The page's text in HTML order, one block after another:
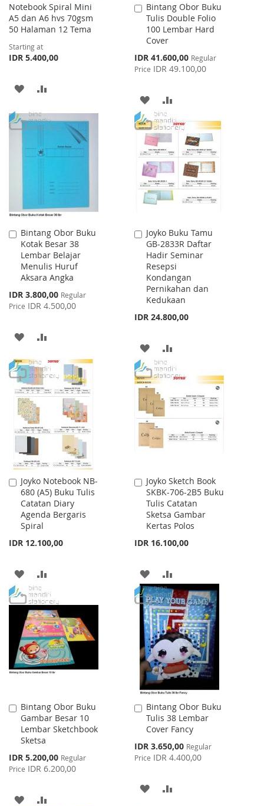
Notebook Spiral Mini
A5 dan A6 hvs 70gsm
50 Halaman 12 Tema
Starting at
IDR 5.400,00
ADD
WISH
LIST
COMPARE
Bintang Obor Buku
Tulis Double Folio
100 Lembar Hard
Cover
Special
Price
IDR 41.600,00 Regular
Price IDR 49.100,00
Add
to
Cart
ADD
TO
WISH
LIST
TO
COMPARE
Bintang Obor Buku
Kotak Besar 38
Lembar Belajar
Menulis Huruf
Aksara Angka
Special
Price
IDR 3.800,00 Regular
Price IDR 4.500,00
Add
to
Cart
ADD
WISH
LIST
TO
COMPARE
Joyko Buku Tamu
GB-2833R Daftar
Hadir Seminar
Resepsi
Kondangan
Pernikahan dan
Kedukaan
IDR 24.800,00
Add
to
Cart
ADD
TO
WISH
LIST
TO
COMPARE
Joyko Notebook NB-
680 (A5) Buku Tulis
Catatan Diary
Agenda Bergaris
Spiral
IDR 12.100,00
Add
to
Cart
ADD
TO
WISH
LIST
TO
COMPARE
Joyko Sketch Book
SKBK-706-2B5 Buku
Tulis Catatan
Sketsa Gambar
Kertas Polos
IDR 16.100,00
Add
to
Cart
ADD
TO
WISH
LIST
TO
COMPARE
Bintang Obor Buku
Gambar Besar 10
Lembar Sketchbook
Sketsa
Special
Price
IDR 5.200,00 Regular
Price IDR 6.200,00
Add
to
Cart
ADD
Bintang Obor Buku
Tulis 38 Lembar
Cover Fancy
Special
Price
IDR 3.650,00 Regular
Price IDR 4.400,00
Add
to
Cart
ADD